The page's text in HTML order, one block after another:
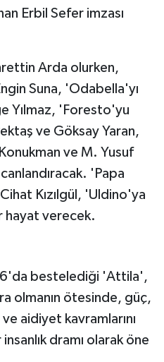
Erbil Sefer imzası
Arda olurken,
Suna, 'Odabella'yı
Yılmaz, 'Foresto'yu
ve Göksay Yaran,
ve M. Yusuf
'Papa
Kızılgül, 'Uldino'ya
hayat verecek.
bestelediği 'Attila',
olmanın ötesinde, güç,
aidiyet kavramlarını
dramı olarak öne